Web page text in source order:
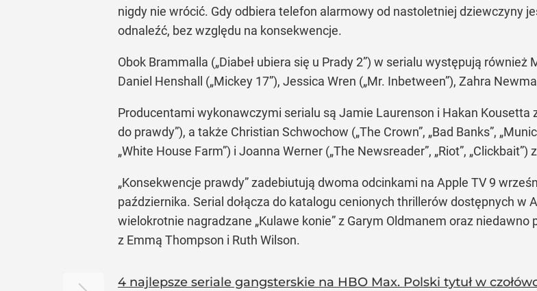
nigdy nie wrócić. Gdy odbiera telefon alarmowy od nastoletniej dziewczyny
odnaleźć, bez względu na konsekwencje.
Obok Brammalla („Diabeł ubiera się u Prady 2”) w serialu występują również
Daniel Henshall („Mickey 17”), Jessica Wren („Mr. Inbetween”), Zahra
Producentami wykonawczymi serialu są Jamie Laurenson i Hakan Kousetta
do prawdy”), a także Christian Schwochow („The Crown”, „Bad Banks”,
„White House Farm”) i Joanna Werner („The Newsreader”, „Riot”,
„Konsekwencje prawdy” zadebiutują dwoma odcinkami na Apple TV 9
października. Serial dołącza do katalogu cenionych thrillerów dostępnych w
wielokrotnie nagradzane „Kulawe konie” z Garym Oldmanem oraz niedawno
z Emmą Thompson i Ruth Wilson.
4 najlepsze seriale gangsterskie na HBO Max. Polski tytuł w